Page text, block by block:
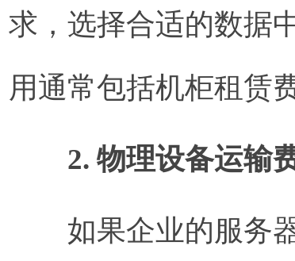
求，选择合适的数据
用通常包括机柜租赁
2. 物理设备运输
如果企业的服务